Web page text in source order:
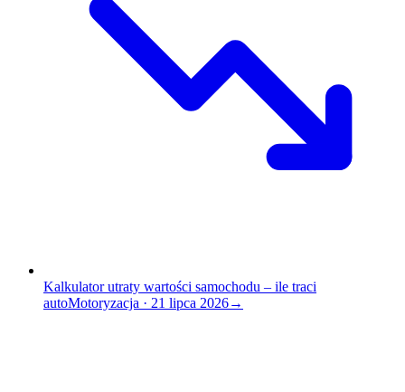
Kalkulator utraty wartości samochodu – ile traci
autoMotoryzacja · 21 lipca 2026→